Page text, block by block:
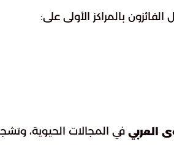
بالمراكز الأولى على:
العربي في المجالات الحيوية،